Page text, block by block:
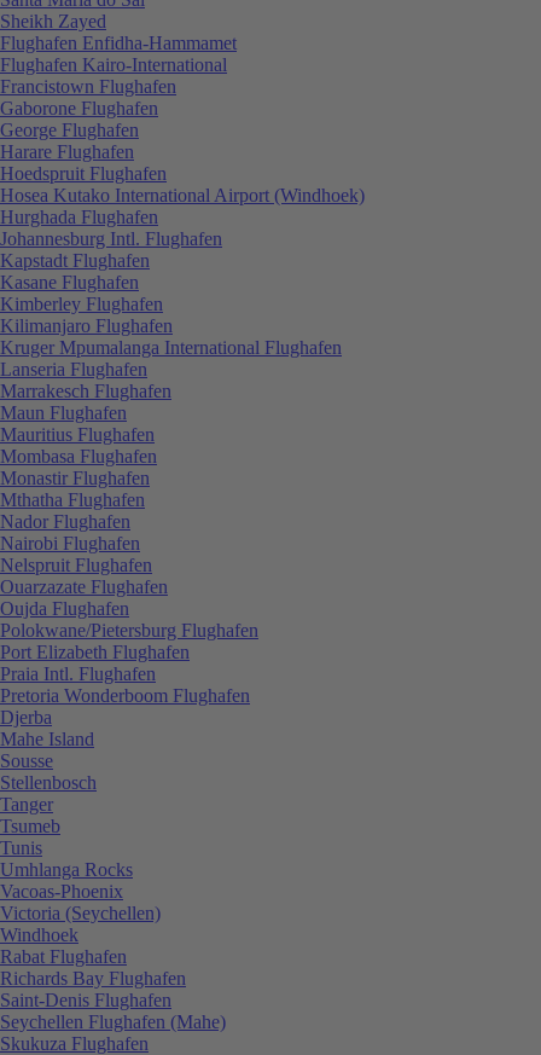
Sheikh Zayed
Flughafen Enfidha-Hammamet
Flughafen Kairo-International
Francistown Flughafen
Gaborone Flughafen
George Flughafen
Harare Flughafen
Hoedspruit Flughafen
Hosea Kutako International Airport (Windhoek)
Hurghada Flughafen
Johannesburg Intl. Flughafen
Kapstadt Flughafen
Kasane Flughafen
Kimberley Flughafen
Kilimanjaro Flughafen
Kruger Mpumalanga International Flughafen
Lanseria Flughafen
Marrakesch Flughafen
Maun Flughafen
Mauritius Flughafen
Mombasa Flughafen
Monastir Flughafen
Mthatha Flughafen
Nador Flughafen
Nairobi Flughafen
Nelspruit Flughafen
Ouarzazate Flughafen
Oujda Flughafen
Polokwane/Pietersburg Flughafen
Port Elizabeth Flughafen
Praia Intl. Flughafen
Pretoria Wonderboom Flughafen
Djerba
Mahe Island
Sousse
Stellenbosch
Tanger
Tsumeb
Tunis
Umhlanga Rocks
Vacoas-Phoenix
Victoria (Seychellen)
Windhoek
Rabat Flughafen
Richards Bay Flughafen
Saint-Denis Flughafen
Seychellen Flughafen (Mahe)
Skukuza Flughafen